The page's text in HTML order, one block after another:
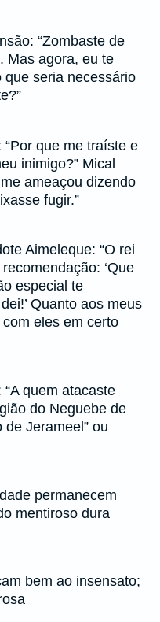
“Zombaste de
Mas agora, eu te
seria necessário
que me traíste e
inimigo?” Mical
ameaçou dizendo
fugir.”
Aimeleque: “O rei
‘Que
especial te
Quanto aos meus
eles em certo
quem atacaste
do Neguebe de
de Jerameel” ou
permanecem
mentiroso dura
bem ao insensato;